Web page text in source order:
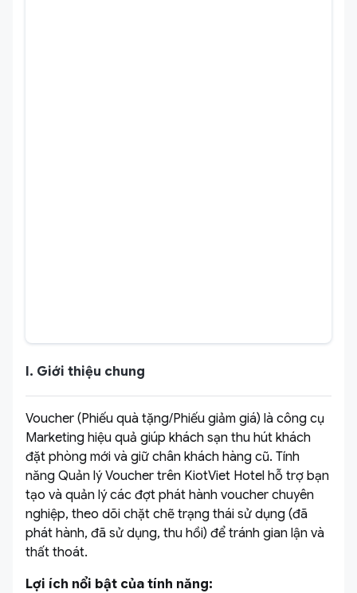
I. Giới thiệu chung
Voucher (Phiếu quà tặng/Phiếu giảm giá) là công cụ
Marketing hiệu quả giúp khách sạn thu hút khách
đặt phòng mới và giữ chân khách hàng cũ. Tính
năng Quản lý Voucher trên KiotViet Hotel hỗ trợ bạn
tạo và quản lý các đợt phát hành voucher chuyên
nghiệp, theo dõi chặt chẽ trạng thái sử dụng (đã
phát hành, đã sử dụng, thu hồi) để tránh gian lận và
thất thoát.
Lợi ích nổi bật của tính năng: